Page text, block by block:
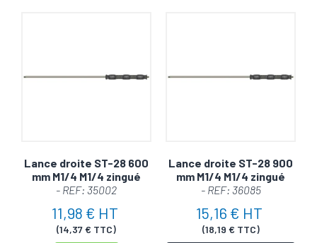
Lance droite ST-28 600
mm M1/4 M1/4 zingué
- REF: 35002
11,98 € HT
(14,37 € TTC)
Lance droite ST-28 900
mm M1/4 M1/4 zingué
- REF: 36085
15,16 € HT
(18,19 € TTC)